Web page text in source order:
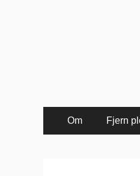
Primær
Menu
Om Fjern